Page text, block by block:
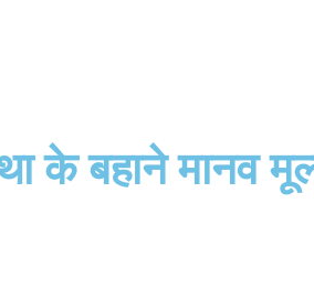
के बहाने मानव